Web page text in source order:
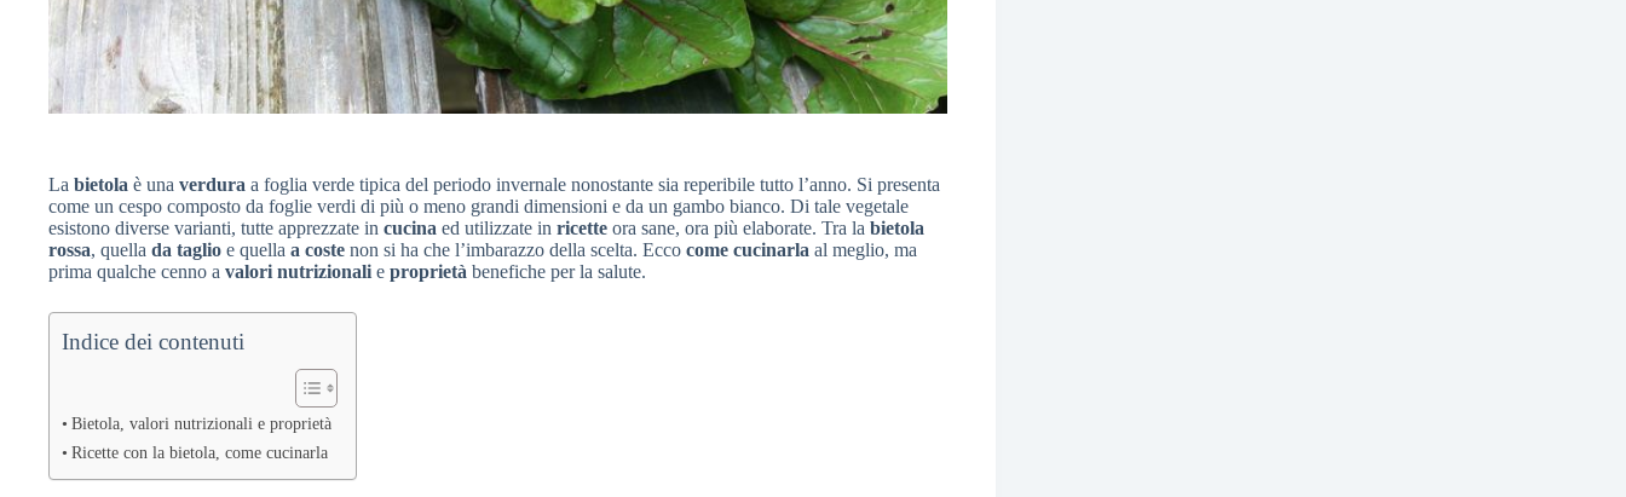
La bietola è una verdura a foglia verde tipica del periodo invernale nonostante sia reperibile tutto l’anno. Si presenta
come un cespo composto da foglie verdi di più o meno grandi dimensioni e da un gambo bianco. Di tale vegetale
esistono diverse varianti, tutte apprezzate in cucina ed utilizzate in ricette ora sane, ora più elaborate. Tra la bietola
rossa, quella da taglio e quella a coste non si ha che l’imbarazzo della scelta. Ecco come cucinarla al meglio, ma
prima qualche cenno a valori nutrizionali e proprietà benefiche per la salute.
Indice dei contenuti
Bietola, valori nutrizionali e proprietà
Ricette con la bietola, come cucinarla